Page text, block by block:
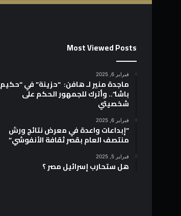
Most Viewed Posts
فبراير 6, 2025
ماجدة منير لـ هافن: “حزينة” في “حكيم
باشا”.. وأترك للجمهور الحكم على
شخصيتي
فبراير 6, 2025
“إبداعات واعدة في معرض نتائج ورش
منتصف العام بقصر ثقافة الأنفوشي”
فبراير 5, 2025
هل ستحارب إسرائيل مصر ؟